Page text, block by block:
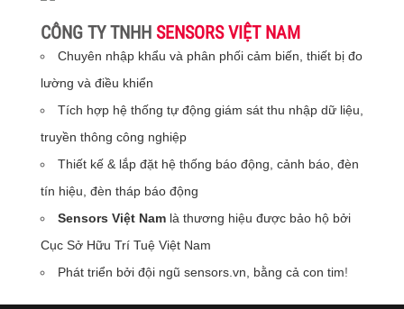
CÔNG TY TNHH SENSORS VIỆT NAM
Chuyên nhập khẩu và phân phối cảm biến, thiết bị đo
lường và điều khiển
Tích hợp hệ thống tự động giám sát thu nhập dữ liệu,
truyền thông công nghiệp
Thiết kế & lắp đặt hệ thống báo động, cảnh báo, đèn
tín hiệu, đèn tháp báo động
Sensors Việt Nam là thương hiệu được bảo hộ bởi
Cục Sở Hữu Trí Tuệ Việt Nam
Phát triển bởi đội ngũ sensors.vn, bằng cả con tim!